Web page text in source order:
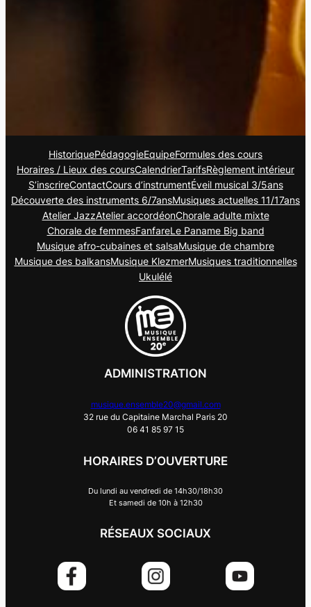
HistoriquePédagogieEquipeFormules des cours
Horaires / Lieux des coursCalendrierTarifsRèglement intérieur
S’inscrireContactCours d’instrumentÉveil musical 3/5ans
Découverte des instruments 6/7ansMusiques actuelles 11/17ans
Atelier JazzAtelier accordéonChorale adulte mixte
Chorale de femmesFanfareLe Paname Big band
Musique afro-cubaines et salsaMusique de chambre
Musique des balkansMusique KlezmerMusiques traditionnelles
Ukulélé
ADMINISTRATION
musique.ensemble20@gmail.com
32 rue du Capitaine Marchal Paris 20
06 41 85 97 15
HORAIRES D’OUVERTURE
Du lundi au vendredi de 14h30/18h30
Et samedi de 10h à 12h30
RÉSEAUX SOCIAUX